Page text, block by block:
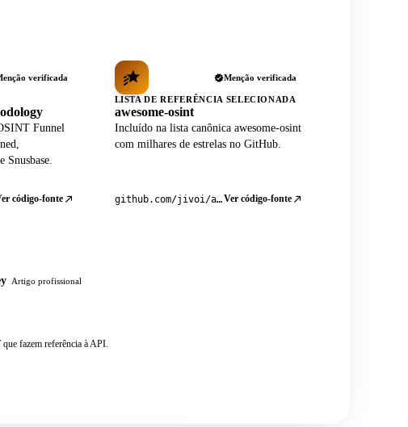
verificada
Funnel
Snusbase.
código-fonte
Menção verificada
LISTA DE REFERÊNCIA SELECIONADA
awesome-osint
Incluído na lista canônica awesome-osint
com milhares de estrelas no GitHub.
github.com/jivoi/awesome-osintVer código-fonte
Artigo profissional
fazem referência à API.